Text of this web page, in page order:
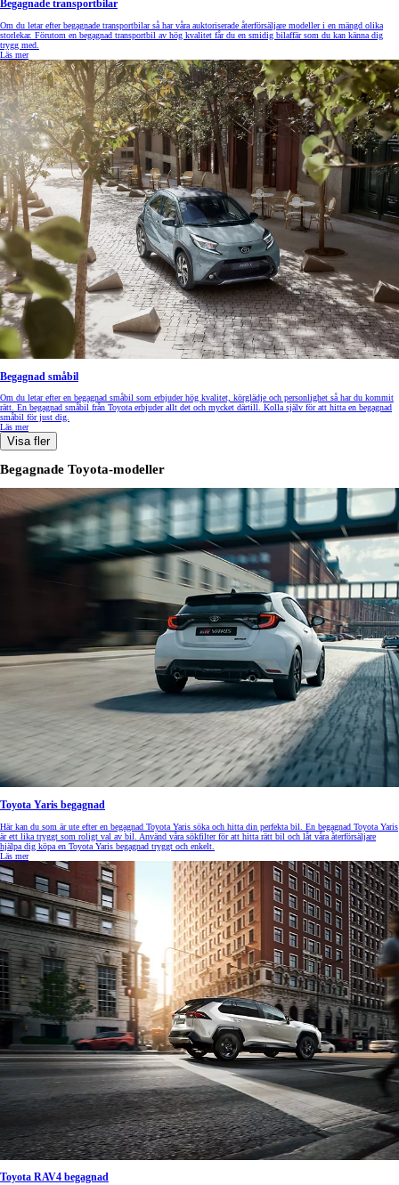
Begagnade transportbilar
Om du letar efter begagnade transportbilar så har våra auktoriserade återförsäljare modeller i en mängd olika
storlekar. Förutom en begagnad transportbil av hög kvalitet får du en smidig bilaffär som du kan känna dig
trygg med.
Läs mer
Begagnad småbil
Om du letar efter en begagnad småbil som erbjuder hög kvalitet, körglädje och personlighet så har du kommit
rätt. En begagnad småbil från Toyota erbjuder allt det och mycket därtill. Kolla själv för att hitta en begagnad
småbil för just dig.
Läs mer
Visa fler
Begagnade Toyota-modeller
Toyota Yaris begagnad
Här kan du som är ute efter en begagnad Toyota Yaris söka och hitta din perfekta bil. En begagnad Toyota Yaris
är ett lika tryggt som roligt val av bil. Använd våra sökfilter för att hitta rätt bil och låt våra återförsäljare
hjälpa dig köpa en Toyota Yaris begagnad tryggt och enkelt.
Läs mer
Toyota RAV4 begagnad